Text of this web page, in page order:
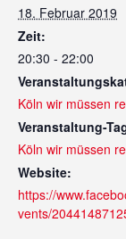
18. Februar 2019
Zeit:
20:30 - 22:00
Köln wir müssen
Veranstaltung-
Köln wir müssen
Website:
https://
vents/